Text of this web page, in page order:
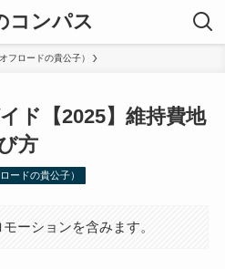
コンパス
フロードの貴公子）
ド【2025】維持費地
方
ードの貴公子）
ーションを含みます。